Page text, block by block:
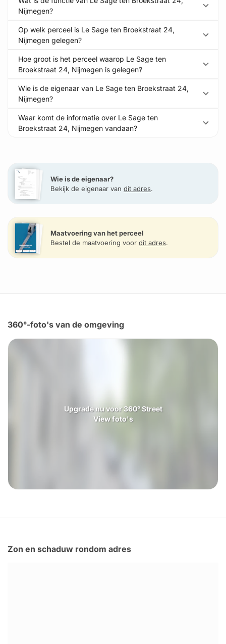
Nijmegen?
Op welk perceel is Le Sage ten Broekstraat 24,
Nijmegen gelegen?
Hoe groot is het perceel waarop Le Sage ten
Broekstraat 24, Nijmegen is gelegen?
Wie is de eigenaar van Le Sage ten Broekstraat 24,
Nijmegen?
Waar komt de informatie over Le Sage ten
Broekstraat 24, Nijmegen vandaan?
Wie is de eigenaar?
Bekijk de eigenaar van dit adres.
Maatvoering van het perceel
Bestel de maatvoering voor dit adres.
360°-foto's van de omgeving
Upgrade nu voor 360° Street
View foto's
Zon en schaduw rondom adres